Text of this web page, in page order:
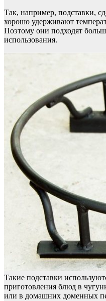
Так, например, подставки,
хорошо удерживают
Поэтому они подходят
использования.
Такие подставки
приготовления блюд в
или в домашних доменных